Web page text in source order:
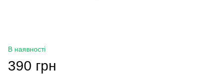
В наявності
390 грн